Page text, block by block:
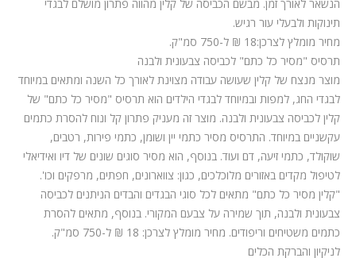
הנשאר לאורך זמן. מבשם הכביסה של קלין מהווה פתרון מושלם לבגדי
תינוקות ולבעלי עור רגיש.
מחיר מומלץ לצרכן:18 ₪ ל-750 סמ"ק.
תרסיס "מסיר כל כתם" לכביסה צבעונית ולבנה
מוצר מנצח של קלין שעושה עבודה מצוינת לאורך כל השנה ומתאים במיוחד
לבגדי החג, למפות ובמיוחד לבגדי הילדים הוא תרסיס "מסיר כל כתם" של
קלין לכביסה צבעונית ולבנה. מוצר זה מעניק פתרון קל ונוח להסרת כתמים
עקשניים במיוחד. התרסיס מסיר כתמי יין ושומן, כתמי פירות, רטבים,
שוקולד, כתמי זיעה, דם ועוד. בנוסף, הוא מסיר סוגים שונים של דיו ואידיאלי
לטיפול מקדים באזורים מלוכלכים, כגון: צווארונים, חפתים, מרפקים וכו'.
"קלין מסיר כל כתם" מתאים לכל סוגי הבגדים והבדים הניתנים לכביסה
צבעונית ולבנה, תוך שמירה על צבעם המקורי. בנוסף, מתאים להסרת
כתמים משטיחים וריפודים. מחיר מומלץ לצרכן: 18 ₪ ל-750 סמ"ק.
לניקיון והברקת הכלים